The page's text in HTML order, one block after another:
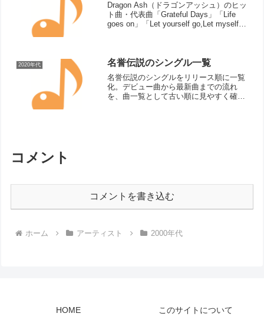
Dragon Ash（ドラゴンアッシュ）のヒッ
ト曲・代表曲「Grateful Days」「Life
goes on」「Let yourself go,Let myself
2020年代 名誉伝説のシングル一覧
名誉伝説のシングルをリリース順に一覧
化。デビュー曲から最新曲までの流れ
を、曲一覧として古い順に見やすく確認
コメント
コメントを書き込む
ホーム アーティスト 2000年代
HOME このサイトについて